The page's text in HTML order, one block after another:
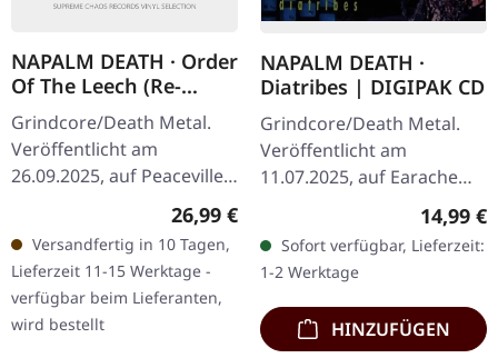
NAPALM DEATH · Order
Of The Leech (Re-
Release) | BLACK LP
Grindcore/Death Metal.
Veröffentlicht am
26.09.2025, auf Peaceville
Records. Schwarzes Vinyl
Napalm Death kehren mit
„Order Of The…
Regulärer Preis:
26,99 €
Versandfertig in 10 Tagen,
Lieferzeit 11-15 Werktage -
verfügbar beim Lieferanten,
wird bestellt
NAPALM DEATH ·
Diatribes | DIGIPAK CD
Grindcore/Death Metal.
Veröffentlicht am
11.07.2025, auf Earache
Records. CD im Digipak.
vernichtende Rückkehr
zur Hochform das…
14,99 €
Sofort verfügbar, Lieferzeit:
1-2 Werktage
HINZUFÜGEN